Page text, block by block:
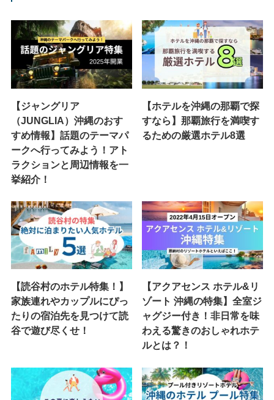
【ジャングリア
（JUNGLIA）沖縄のおす
すめ情報】話題のテーマパ
ークへ行ってみよう！アト
ラクションと周辺情報を一
挙紹介！
【ホテルを沖縄の那覇で探
すなら】那覇旅行を満喫す
るための厳選ホテル8選
【読谷村のホテル特集！】
家族連れやカップルにぴっ
たりの宿泊先を見つけて読
谷で遊び尽くせ！
【アクアセンス ホテル&リ
ゾート 沖縄の特集】全室ジ
ャグジー付き！非日常を味
わえる驚きのおしゃれホテ
ルとは？！